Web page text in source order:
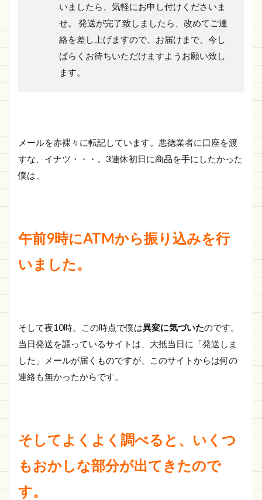
いましたら、気軽にお申し付けくださいま
せ。 発送が完了致しましたら、改めてご連
絡を差し上げますので、お届けまで、今し
ばらくお待ちいただけますようお願い致し
ます。
メールを赤裸々に転記しています。悪徳業者に口座を渡
すな、イナツ・・・。3連休初日に商品を手にしたかった
僕は、
午前9時にATMから振り込みを行
いました。
そして夜10時。この時点で僕は異変に気づいたのです。
当日発送を謳っているサイトは、大抵当日に「発送しま
した」メールが届くものですが、このサイトからは何の
連絡も無かったからです。
そしてよくよく調べると、いくつ
もおかしな部分が出てきたので
す。